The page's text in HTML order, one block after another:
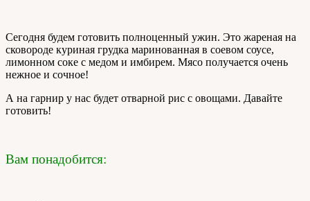
Сегодня будем готовить полноценный ужин. Это жареная на
сковороде куриная грудка маринованная в соевом соусе,
лимонном соке с медом и имбирем. Мясо получается очень
нежное и сочное!
А на гарнир у нас будет отварной рис с овощами. Давайте
готовить!
Вам понадобится: